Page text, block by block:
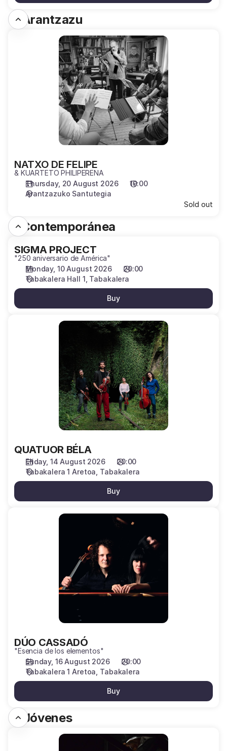
E. Arantzazu
NATXO DE FELIPE
& KUARTETO PHILIPERENA
Thursday, 20 August 2026
19:00
Arantzazuko Santutegia
Sold out
F. Contemporánea
SIGMA
PROJECT
SIGMA PROJECT
"250 aniversario de América"
Monday, 10 August 2026
20:00
Tabakalera Hall 1 Tabakalera
Buy
QUATUOR BÉLA
Friday, 14 August 2026
20:00
Tabakalera 1 Aretoa Tabakalera
Buy
DÚO CASSADÓ
"Esencia de los elementos"
Sunday, 16 August 2026
20:00
Tabakalera 1 Aretoa Tabakalera
Buy
H. Jóvenes